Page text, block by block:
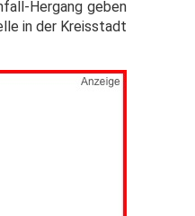
Hergang geben
in der Kreisstadt